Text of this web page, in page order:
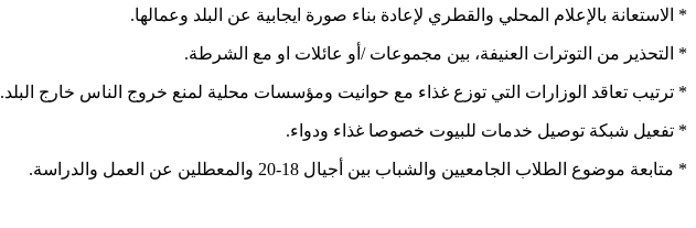
* الاستعانة بالإعلام المحلي والقطري لإعادة بناء صورة ايجابية عن البلد وعمالها.
* التحذير من التوترات العنيفة، بين مجموعات /أو عائلات او مع الشرطة.
* ترتيب تعاقد الوزارات التي توزع غذاء مع حوانيت ومؤسسات محلية لمنع خروج الناس خارج البلد.
* تفعيل شبكة توصيل خدمات للبيوت خصوصا غذاء ودواء.
* متابعة موضوع الطلاب الجامعيين والشباب بين أجيال 18-20 والمعطلين عن العمل والدراسة.